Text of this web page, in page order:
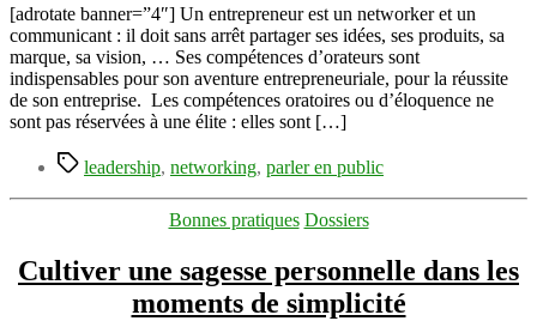
bien
networker
et
cultiver
ses
[adrotate banner=”4″] Un entrepreneur est un networker et un
communicant : il doit sans arrêt partager ses idées, ses produits, sa
marque, sa vision, … Ses compétences d’orateurs sont
indispensables pour son aventure entrepreneuriale, pour la réussite
de son entreprise. Les compétences oratoires ou d’éloquence ne
sont pas réservées à une élite : elles sont […]
Étiquettes
leadership, networking, parler en public
Catégories
Bonnes pratiques Dossiers
Cultiver une sagesse personnelle dans les
moments de simplicité